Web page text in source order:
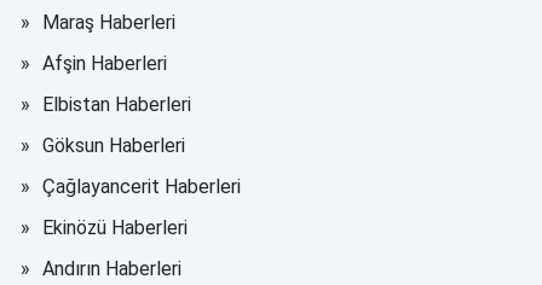
Maraş Haberleri
Afşin Haberleri
Elbistan Haberleri
Göksun Haberleri
Çağlayancerit Haberleri
Ekinözü Haberleri
Andırın Haberleri